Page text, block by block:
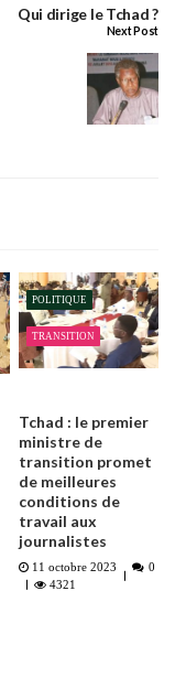
Qui dirige le Tchad ?
Next Post
POLITIQUE
TRANSITION
Tchad : le premier
ministre de
transition promet
de meilleures
conditions de
travail aux
journalistes
11 octobre 2023
0
4321